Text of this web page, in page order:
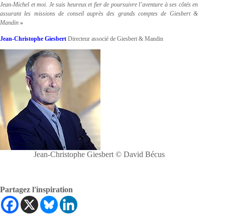
Jean-Michel et moi. Je suis heureux et fier de poursuivre l’aventure à ses côtés en
assurant les missions de conseil auprès des grands comptes de Giesbert &
Mandin »
Jean-Christophe Giesbert Directeur associé de Giesbert & Mandin
Jean-Christophe Giesbert © David Bécus
Partagez l'inspiration